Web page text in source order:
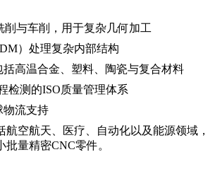
削与车削，用于复杂几何加工
）处理复杂内部结构
高温合金、塑料、陶瓷与复合材料
检测的ISO质量管理体系
物流支持
航空航天 医疗 自动化以及能源领域，
量精密CNC零件。